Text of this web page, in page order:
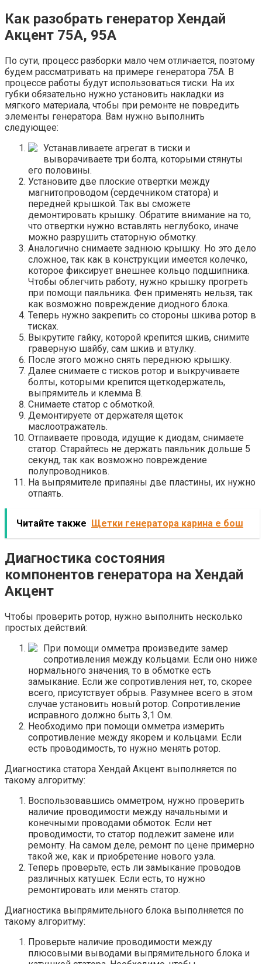
Как разобрать генератор Хендай
Акцент 75А, 95А
По сути, процесс разборки мало чем отличается, поэтому
будем рассматривать на примере генератора 75А. В
процессе работы будут использоваться тиски. На их
губки обязательно нужно установить накладки из
мягкого материала, чтобы при ремонте не повредить
элементы генератора. Вам нужно выполнить
следующее:
Устанавливаете агрегат в тиски и
выворачиваете три болта, которыми стянуты
его половины.
Установите две плоские отвертки между
магнитопроводом (сердечником статора) и
передней крышкой. Так вы сможете
демонтировать крышку. Обратите внимание на то,
что отвертки нужно вставлять неглубоко, иначе
можно разрушить статорную обмотку.
Аналогично снимаете заднюю крышку. Но это дело
сложное, так как в конструкции имеется колечко,
которое фиксирует внешнее кольцо подшипника.
Чтобы облегчить работу, нужно крышку прогреть
при помощи паяльника. Фен применять нельзя, так
как возможно повреждение диодного блока.
Теперь нужно закрепить со стороны шкива ротор в
тисках.
Выкрутите гайку, которой крепится шкив, снимите
граверную шайбу, сам шкив и втулку.
После этого можно снять переднюю крышку.
Далее снимаете с тисков ротор и выкручиваете
болты, которыми крепится щеткодержатель,
выпрямитель и клемма В.
Снимаете статор с обмоткой.
Демонтируете от держателя щеток
маслоотражатель.
Отпаиваете провода, идущие к диодам, снимаете
статор. Старайтесь не держать паяльник дольше 5
секунд, так как возможно повреждение
полупроводников.
На выпрямителе припаяны две пластины, их нужно
отпаять.
Читайте также Щетки генератора карина е бош
Диагностика состояния
компонентов генератора на Хендай
Акцент
Чтобы проверить ротор, нужно выполнить несколько
простых действий:
При помощи омметра произведите замер
сопротивления между кольцами. Если оно ниже
нормального значения, то в обмотке есть
замыкание. Если же сопротивления нет, то, скорее
всего, присутствует обрыв. Разумнее всего в этом
случае установить новый ротор. Сопротивление
исправного должно быть 3,1 Ом.
Необходимо при помощи омметра измерить
сопротивление между якорем и кольцами. Если
есть проводимость, то нужно менять ротор.
Диагностика статора Хендай Акцент выполняется по
такому алгоритму:
Воспользовавшись омметром, нужно проверить
наличие проводимости между начальными и
конечными проводами обмоток. Если нет
проводимости, то статор подлежит замене или
ремонту. На самом деле, ремонт по цене примерно
такой же, как и приобретение нового узла.
Теперь проверьте, есть ли замыкание проводов
различных катушек. Если есть, то нужно
ремонтировать или менять статор.
Диагностика выпрямительного блока выполняется по
такому алгоритму:
Проверьте наличие проводимости между
плюсовыми выводами выпрямительного блока и